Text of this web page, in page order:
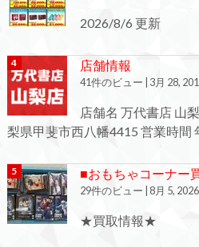
2026/8/6 更新
店舗情報
41件のビュー 3月 28,
店舗名 万代書店 山
梨県甲斐市西八幡4415 営業時間
■おもちゃコーナー
29件のビュー 8月 5,
★買取情報★